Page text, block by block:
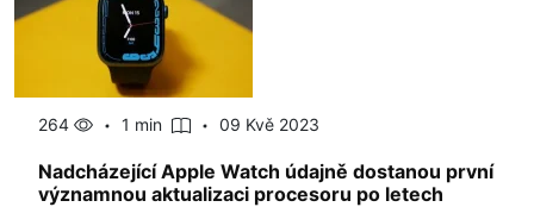
264 1 min 09 Kvě 2023
Nadcházející Apple Watch údajně dostanou první
významnou aktualizaci procesoru po letech